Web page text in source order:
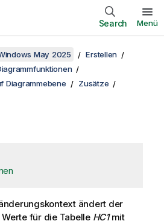
Search Menü
May 2025
Erstellen
Diagrammebene
Zusätze
ändert der
Werte für die Tabelle HC1mit